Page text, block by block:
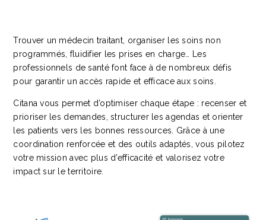
Trouver un médecin traitant, organiser les soins non
programmés, fluidifier les prises en charge… Les
professionnels de santé font face à de nombreux défis
pour garantir un accès rapide et efficace aux soins.
Citana vous permet d’optimiser chaque étape : recenser et
prioriser les demandes, structurer les agendas et orienter
les patients vers les bonnes ressources. Grâce à une
coordination renforcée et des outils adaptés, vous pilotez
votre mission avec plus d’efficacité et valorisez votre
impact sur le territoire.